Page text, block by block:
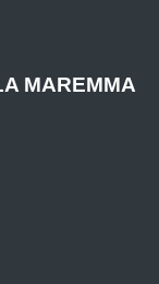
MAREMMA